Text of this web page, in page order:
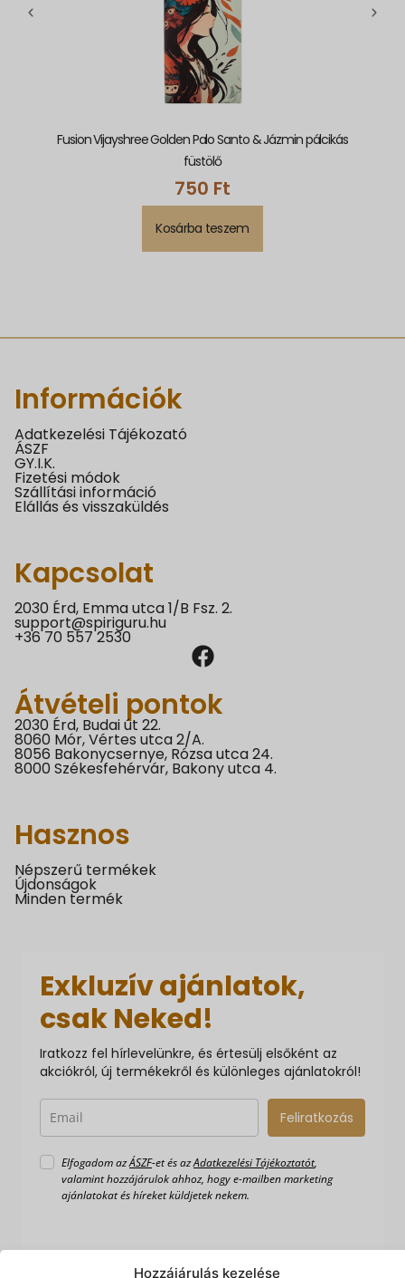
Hozzájárulás kezelése
Fusion Vijayshree Golden Palo Santo & Jázmin pálcikás
füstölő
750 Ft
Kosárba teszem
Információk
Adatkezelési Tájékozató
ÁSZF
GY.I.K.
Fizetési módok
Szállítási információ
Elállás és visszaküldés
Kapcsolat
2030 Érd, Emma utca 1/B Fsz. 2.
support@spiriguru.hu
+36 70 557 2530
Átvételi pontok
2030 Érd, Budai út 22.
8060 Mór, Vértes utca 2/A.
8056 Bakonycsernye, Rózsa utca 24.
8000 Székesfehérvár, Bakony utca 4.
Hasznos
Népszerű termékek
Újdonságok
Minden termék
Exkluzív ajánlatok,
csak Neked!
Iratkozz fel hírlevelünkre, és értesülj elsőként az
akciókról, új termékekről és különleges ajánlatokról!
Feliratkozás
Elfogadom azÁSZF-et és azAdatkezelési Tájékoztatót,
valamint hozzájárulok ahhoz, hogy e-mailben marketing
ajánlatokat és híreket küldjetek nekem.